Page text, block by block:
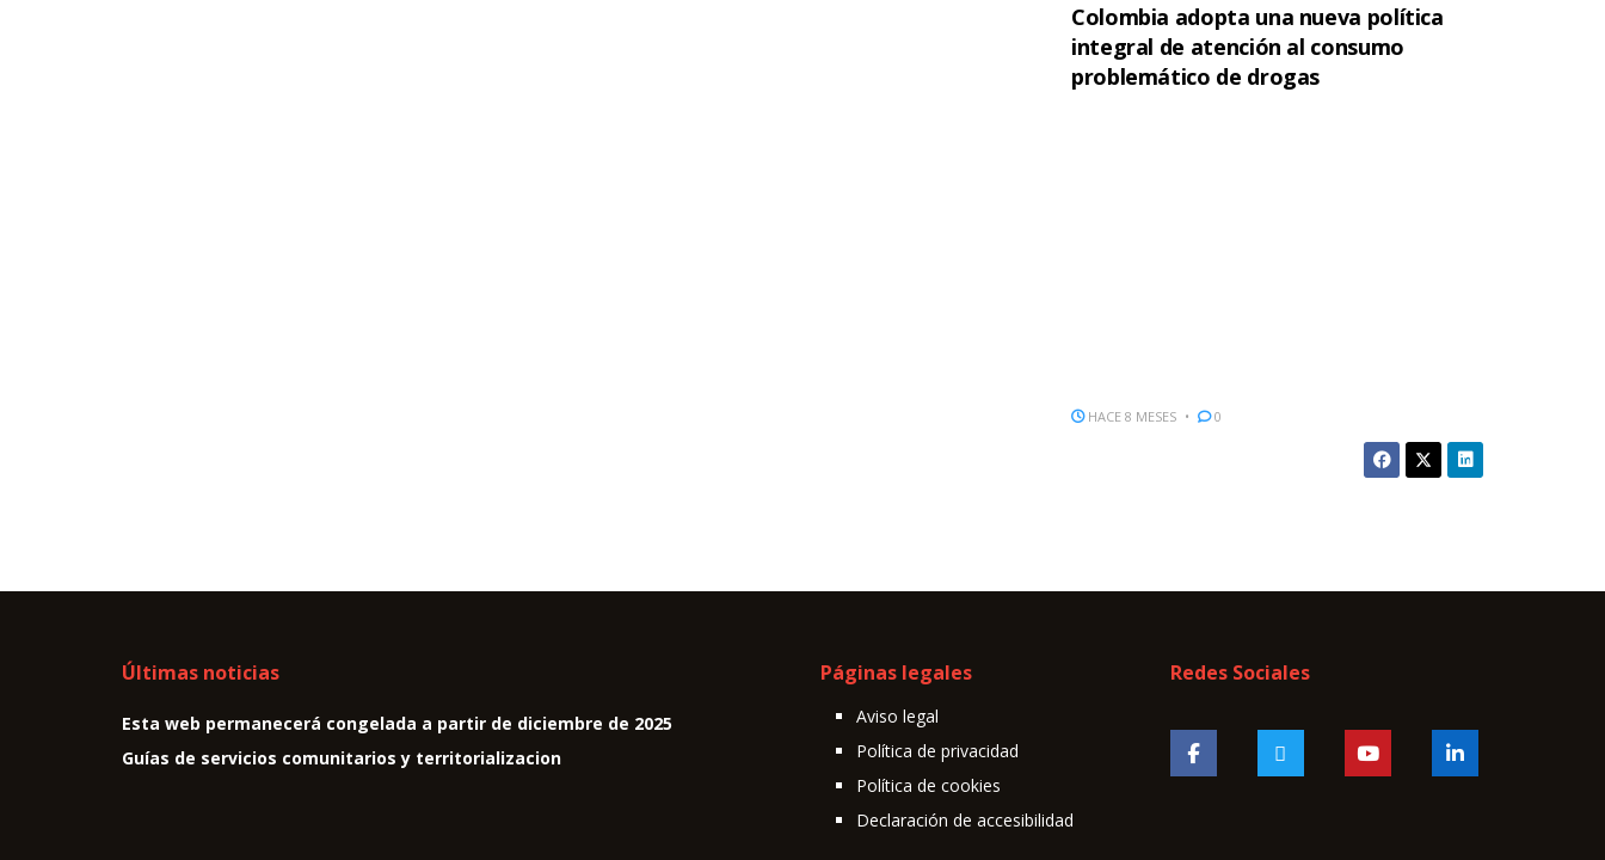
Colombia adopta una nueva política
integral de atención al consumo
problemático de drogas
HACE 8 MESES 0
Últimas noticias
Esta web permanecerá congelada a partir de diciembre de 2025
Guías de servicios comunitarios y territorializacion
Páginas legales
Aviso legal
Política de privacidad
Política de cookies
Declaración de accesibilidad
Redes Sociales